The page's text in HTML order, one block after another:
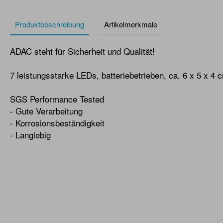
Produktbeschreibung Artikelmerkmale
ADAC steht für Sicherheit und Qualität!
7 leistungsstarke LEDs, batteriebetrieben, ca. 6 x 5 x 4
SGS Performance Tested
- Gute Verarbeitung
- Korrosionsbeständigkeit
- Langlebig